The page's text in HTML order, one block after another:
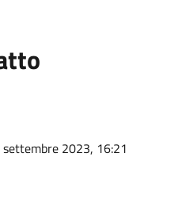
settembre 2023, 16:21